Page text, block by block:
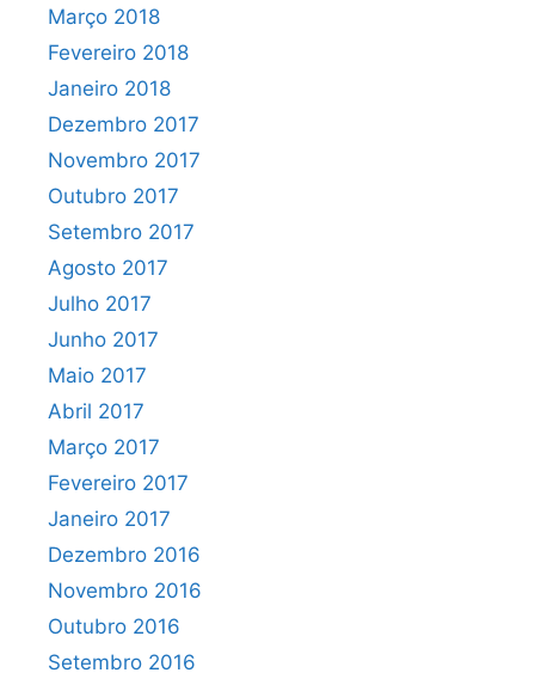
Março 2018
Fevereiro 2018
Janeiro 2018
Dezembro 2017
Novembro 2017
Outubro 2017
Setembro 2017
Agosto 2017
Julho 2017
Junho 2017
Maio 2017
Abril 2017
Março 2017
Fevereiro 2017
Janeiro 2017
Dezembro 2016
Novembro 2016
Outubro 2016
Setembro 2016